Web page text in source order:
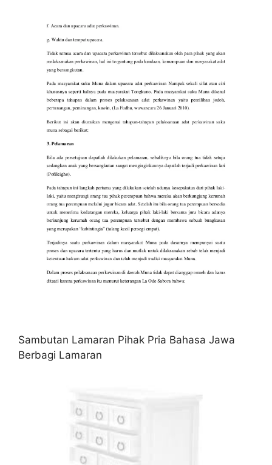
Sambutan Lamaran Pihak Pria Bahasa Jawa
Berbagi Lamaran